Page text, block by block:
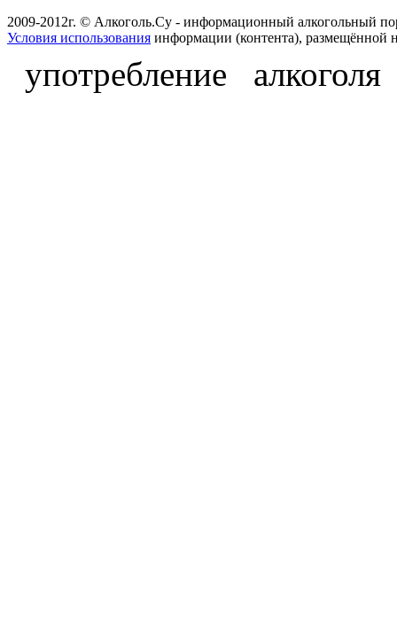
2009-2012г. © Алкоголь.Су - информационный алкогольный
Условия использования информации (контента), размещённой
употребление